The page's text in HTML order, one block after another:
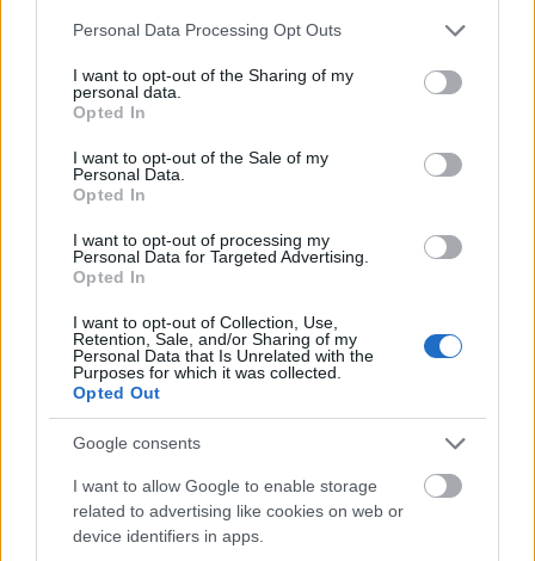
Please note that this website/app uses one or more Google
not limited to your visit or usage behaviour. You may click to
grant or deny consent to Google and its third-party tags to
use your data for below specified purposes in below Google
consent section.
Personal Data Processing Opt Outs
I want to opt-out of the Sharing of my
personal data.
Opted In
I want to opt-out of the Sale of my
Personal Data.
Opted In
I want to opt-out of processing my
Personal Data for Targeted Advertising.
Opted In
I want to opt-out of Collection, Use,
Retention, Sale, and/or Sharing of my
Personal Data that Is Unrelated with the
Purposes for which it was collected.
Opted Out
Google consents
I want to allow Google to enable storage
related to advertising like cookies on web or
device identifiers in apps.
διαχειριζόμαστε τα οικονομικά μέσα στους γάμους
και τις συνεργασίες μας. Οι ασφάλειες, τα δάνεια,
τα κληρονομικά ζητήματα, οι επενδύσεις και το πώς
έρχονται να επηρεαστούν από τον πλανήτη που
αλλάζει θέση, και μέχρι να βρούμε τις νέες
ισορροπίες που θα φέρει, οφείλουμε να δείξουμε
ιδιαίτερη προσοχή.
Τι σου επιφυλάσσει η αυριανή
ημέρα; Η επόμενη εβδομάδα ή ο
μήνας; Ακολούθησε το JennyGr
στοGoogle Newsκαι μάθε τι λέει
το ζώδιό σου για το μέλλον.